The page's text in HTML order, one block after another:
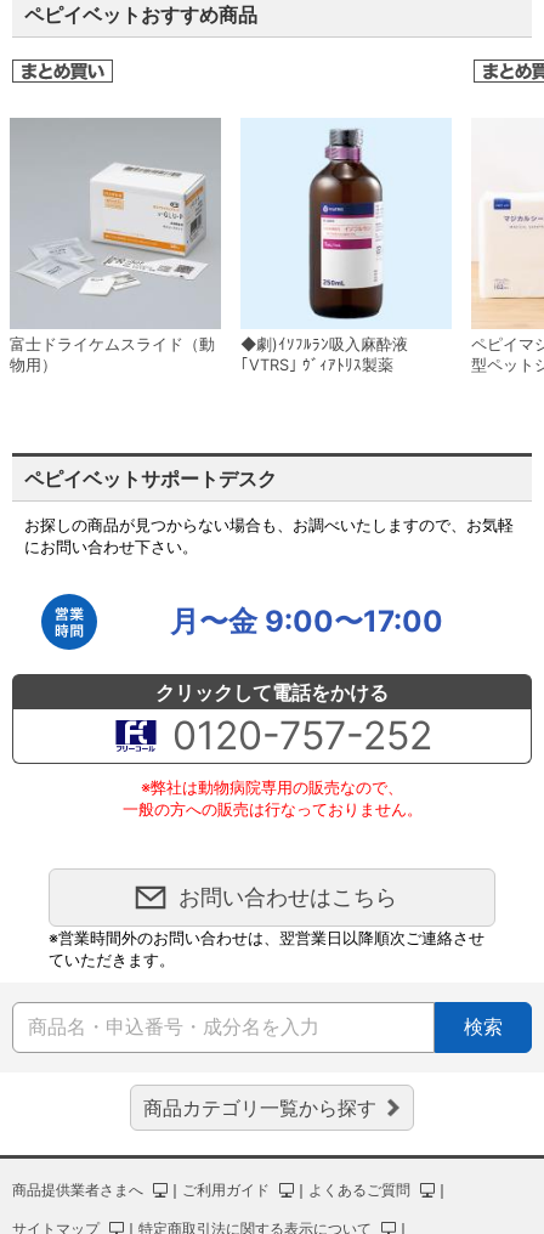
ペピイベットおすすめ商品
富士ドライケムスライド（動
物用）
◆劇)ｲｿﾌﾙﾗﾝ吸入麻酔液
｢VTRS｣ ｳﾞｨｱﾄﾘｽ製薬
ペピイマ
型ペット
ペピイベットサポートデスク
お探しの商品が見つからない場合も、お調べいたしますので、お気軽
にお問い合わせ下さい。
月〜金 9:00〜17:00
クリックして電話をかける
0120-757-252
※弊社は動物病院専用の販売なので、
一般の方への販売は行なっておりません。
お問い合わせはこちら
※営業時間外のお問い合わせは、翌営業日以降順次ご連絡させ
ていただきます。
検索
商品カテゴリ一覧から探す
商品提供業者さまへ ｜ ご利用ガイド ｜ よくあるご質問 ｜
サイトマップ ｜ 特定商取引法に関する表示について ｜